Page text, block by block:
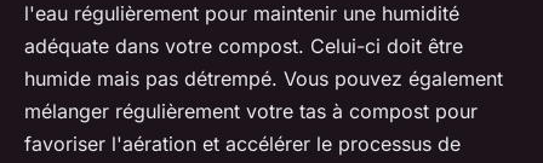
l'eau régulièrement pour maintenir une humidité
adéquate dans votre compost. Celui-ci doit être
humide mais pas détrempé. Vous pouvez également
mélanger régulièrement votre tas à compost pour
favoriser l'aération et accélérer le processus de